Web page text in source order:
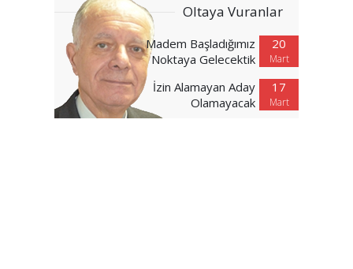
Oltaya Vuranlar
20
Mart
Madem Başladığımız
Noktaya Gelecektik
17
Mart
İzin Alamayan Aday
Olamayacak